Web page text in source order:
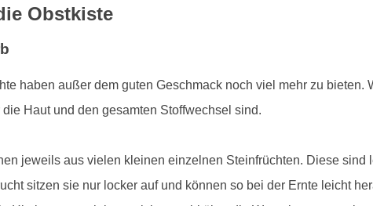
Obstkiste
haben außer dem guten Geschmack noch viel mehr zu bieten.
Haut und den gesamten Stoffwechsel sind.
jeweils aus vielen kleinen einzelnen Steinfrüchten. Diese sind
sitzen sie nur locker auf und können so bei der Ernte leicht